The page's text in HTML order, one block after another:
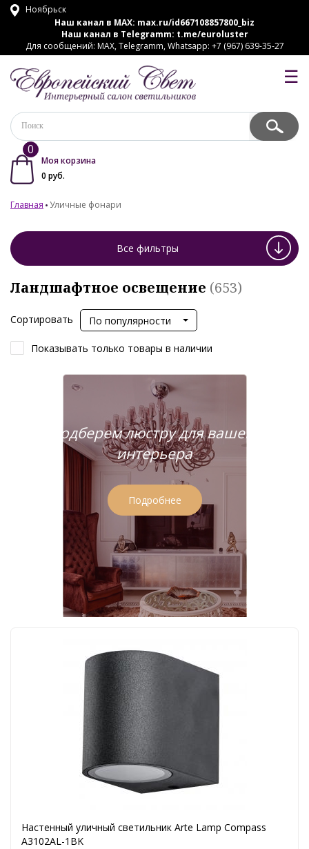
Ноябрьск
Наш канал в MAX: max.ru/id667108857800_biz
Наш канал в Telegramm: t.me/euroluster
Для сообщений: MAX, Telegramm, Whatsapp: +7 (967) 639-35-27
☰
0
Моя корзина
0 руб.
Главная Уличные фонари
Все фильтры
Ландшафтное освещение (653)
Сортировать По популярности
Показывать только товары в наличии
Подберем люстру для вашего
интерьера
Подробнее
Настенный уличный светильник Arte Lamp Compass
A3102AL-1BK